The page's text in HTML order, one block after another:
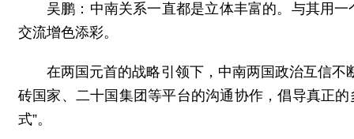
吴鹏： 中南关系一直都是立体丰富的。与其用
交流增色添彩。
在两国元首的战略引领下，中南两国政治互信
砖国家、二十国集团等平台的沟通协作，倡导真正
式”。